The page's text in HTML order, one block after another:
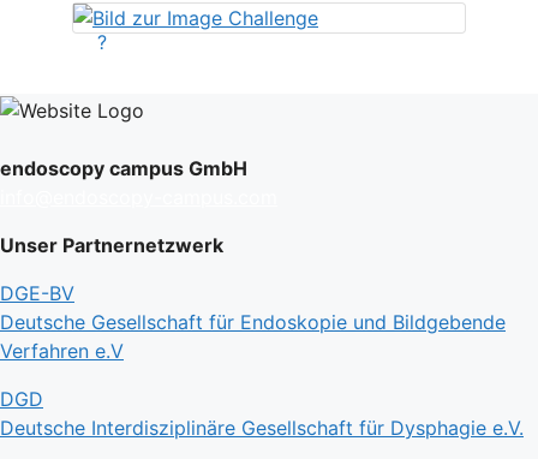
?
endoscopy campus GmbH
Unser Partnernetzwerk
DGE-BV
Deutsche Gesellschaft für Endoskopie und Bildgebende
Verfahren e.V
DGD
Deutsche Interdisziplinäre Gesellschaft für Dysphagie e.V.